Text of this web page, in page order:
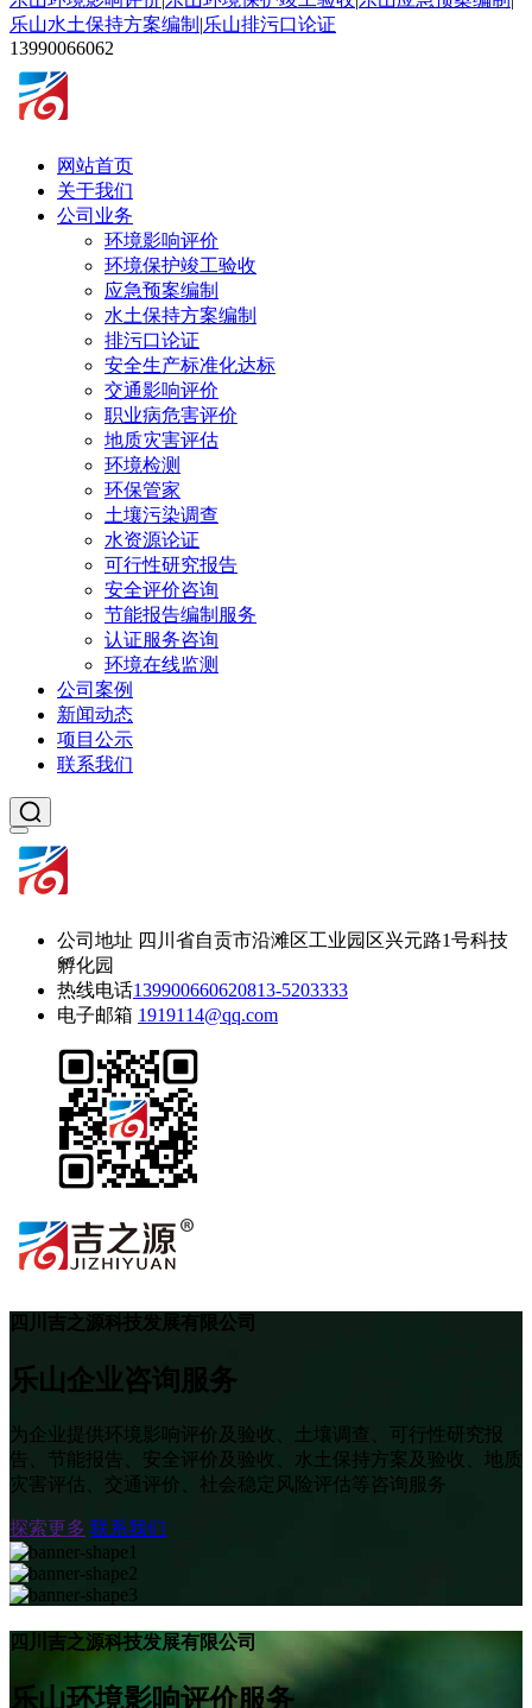
乐山水土保持方案编制 |乐山排污口论证
13990066062
网站首页
关于我们
公司业务
环境影响评价
环境保护竣工验收
应急预案编制
水土保持方案编制
排污口论证
安全生产标准化达标
交通影响评价
职业病危害评价
地质灾害评估
环境检测
环保管家
土壤污染调查
水资源论证
可行性研究报告
安全评价咨询
节能报告编制服务
认证服务咨询
环境在线监测
公司案例
新闻动态
项目公示
联系我们
公司地址 四川省自贡市沿滩区工业园区兴元路1号科技
孵化园
热线电话139900660620813-5203333
电子邮箱 1919114@qq.com
四川吉之源科技发展有限公司
乐山企业咨询服务
为企业提供环境影响评价及验收、土壤调查、可行性研究报
告、节能报告、安全评价及验收、水土保持方案及验收、地质
灾害评估、交通评价、社会稳定风险评估等咨询服务
探索更多 联系我们
四川吉之源科技发展有限公司
乐山环境影响评价服务